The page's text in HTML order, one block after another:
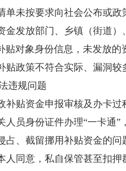
未按要求向社会公布或政
发放部门、乡镇（街道）
贴对象身份信息，未发放的
政策不符合实际、漏洞较
违规问题
贴资金申报审核及办卡过
员身份证件办理“一卡通”
、截留挪用补贴资金的问
同意，私自保管甚至扣押